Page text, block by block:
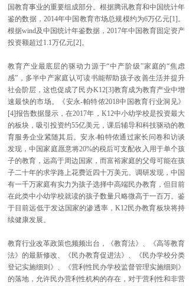
国教育事业的重要组成部分。根据腾讯教育和中国统计年
鉴的数据，2014年中国教育市场总规模约为6万亿元[1]。
根据wind及中国统计年鉴数据，2017年中国教育固定资产
投资额超过1.1万亿元[2]。
教育产业最底层的驱动力源于“中产阶级”家庭的“焦虑
感”，多半中产家庭认可读书能帮助孩子改善生活并提升
社会阶层，这也促成了民办K12[3]教育成为教育产业中增
速最快的市场。《安永-帕特侬2018中国教育行业洞见》
[4]报告数据显示，在2017年，K12中小幼学校是投资最大
的板块，吸引投资约55亿美元，课后辅导和科技驱动的教
育服务企业紧随其后。安永-帕特侬通过家长问卷和访谈
发现，中国家庭愿意将20%的税后可支配收入用于单个孩
子的教育，远高于周边国家，而富裕家庭的父母可能在孩
子二十年的求学路上花费近四十万美元。调研发现，中国
有一千万家庭有实力为孩子选择中高端民办教育，但目前
在此类中小幼学校就读的孩子数量只略微高于一百万。鉴
于目前远低于发达国家的渗透率，K12民办教育板块将持
续健康发展。
教育行业改革政策也频频出台，《教育法》、《高等教育
法》的最新修改、《民办教育促进法》、《民办学校分类
登记实施细则》、《营利性民办学校监督管理实施细则》
的落地，允许民办营利性机构的存在，对于营利性和非营